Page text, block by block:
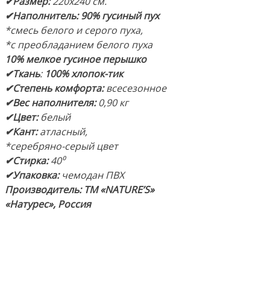
✔Наполнитель: 90% гусиный пух
*смесь белого и серого пуха,
*с преобладанием белого пуха
10% мелкое гусиное перышко
✔Ткань: 100% хлопок-тик
✔Степень комфорта:всесезонное
✔Вес наполнителя:0,90 кг
✔Цвет:белый
✔Кант:атласный,
*серебряно-серый цвет
✔Стирка:40⁰
✔Упаковка:чемодан ПВХ
Производитель: ТМ «NATURE’S»
«Натурес», Россия